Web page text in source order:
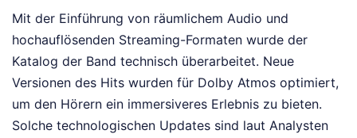
Mit der Einführung von räumlichem Audio und
hochauflösenden Streaming-Formaten wurde der
Katalog der Band technisch überarbeitet. Neue
Versionen des Hits wurden für Dolby Atmos optimiert,
um den Hörern ein immersiveres Erlebnis zu bieten.
Solche technologischen Updates sind laut Analysten